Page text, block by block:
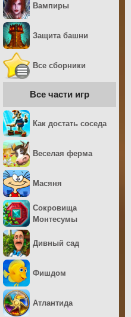
Вампиры
Защита башни
Все сборники
Все части игр
Как достать соседа
Веселая ферма
Масяня
Сокровища
Монтесумы
Дивный сад
Фишдом
Атлантида